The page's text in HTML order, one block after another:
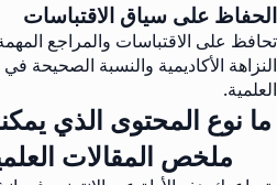
الحفاظ على سياق الاقتباسات
تحافظ على الاقتباسات والمراجع
النزاهة الأكاديمية والنسبة الصحيحة
العلمية.
ما نوع المحتوى الذي
ملخص المقالات